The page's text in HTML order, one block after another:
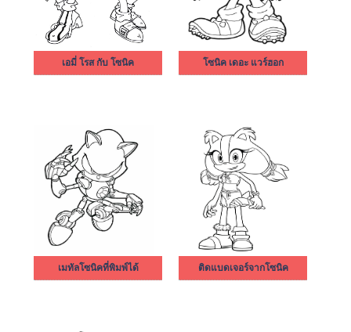
เอมี่ โรส กับ โซนิค โซนิค เดอะ แวร์ฮอก
เมทัลโซนิคที่พิมพ์ได้ ติดแบดเจอร์จากโซนิค